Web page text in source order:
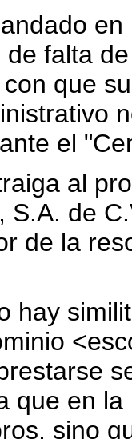
falta
que
el
al
S.A. de
de la
hay
que en
sino